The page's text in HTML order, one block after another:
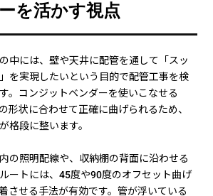
を活かす視点
中には、壁や天井に配管を通して「スッ
を実現したいという目的で配管工事を検
。コンジットベンダーを使いこなせる
形状に合わせて正確に曲げられるため、
格段に整います。
の照明配線や、収納棚の背面に沿わせる
ートには、45度や90度のオフセット曲げ
させる手法が有効です。管が浮いている